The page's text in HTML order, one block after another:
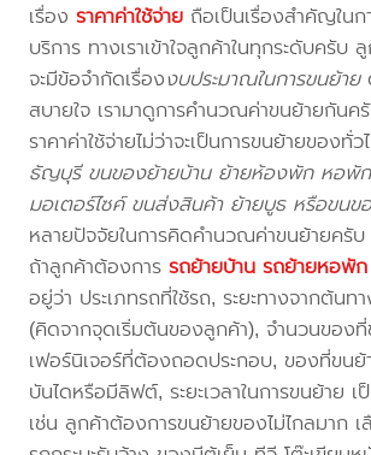
เรื่องราคาค่าใช้จ่าย ถือเป็นเรื่องสำคัญในก
บริการ ทางเราเข้าใจลูกค้าในทุกระดับครับ
จะมีข้อจำกัดเรื่องงบประมาณในการขนย้าย
สบายใจ เรามาดูการคำนวณค่าขนย้ายกันค
ราคาค่าใช้จ่ายไม่ว่าจะเป็นการขนย้ายของทั่ว
ธัญบุรี ขนของย้ายบ้าน ย้ายห้องพัก หอพั
มอเตอร์ไซค์ ขนส่งสินค้า ย้ายบูธ หรือขนข
หลายปัจจัยในการคิดคำนวณค่าขนย้ายครั
ถ้าลูกค้าต้องการรถย้ายบ้าน รถย้ายหอพัก
อยู่ว่า ประเภทรถที่ใช้รถ, ระยะทางจากต้นท
(คิดจากจุดเริ่มต้นของลูกค้า), จำนวนของ
เฟอร์นิเจอร์ที่ต้องถอดประกอบ, ของที่ขนย้
บันไดหรือมีลิฟต์, ระยะเวลาในการขนย้าย
เช่น ลูกค้าต้องการขนย้ายของไม่ไกลมาก เ